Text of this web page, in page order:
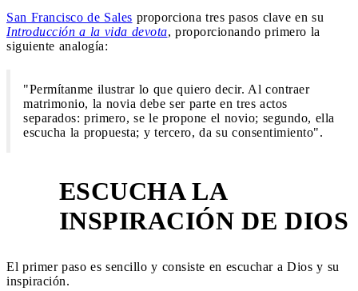
San Francisco de Sales proporciona tres pasos clave en su
Introducción a la vida devota, proporcionando primero la
siguiente analogía:
"Permítanme ilustrar lo que quiero decir. Al contraer
matrimonio, la novia debe ser parte en tres actos
separados: primero, se le propone el novio; segundo, ella
escucha la propuesta; y tercero, da su consentimiento".
ESCUCHA LA
INSPIRACIÓN DE DIOS
El primer paso es sencillo y consiste en escuchar a Dios y su
inspiración.